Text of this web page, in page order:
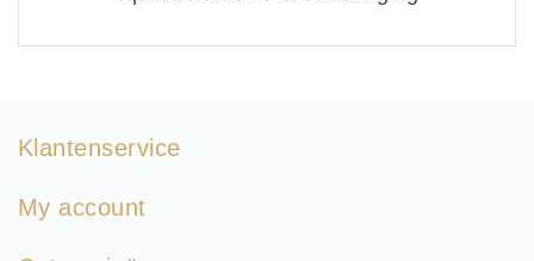
Klantenservice
My account